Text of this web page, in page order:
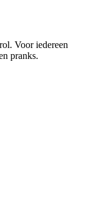
Voor iedereen
pranks.